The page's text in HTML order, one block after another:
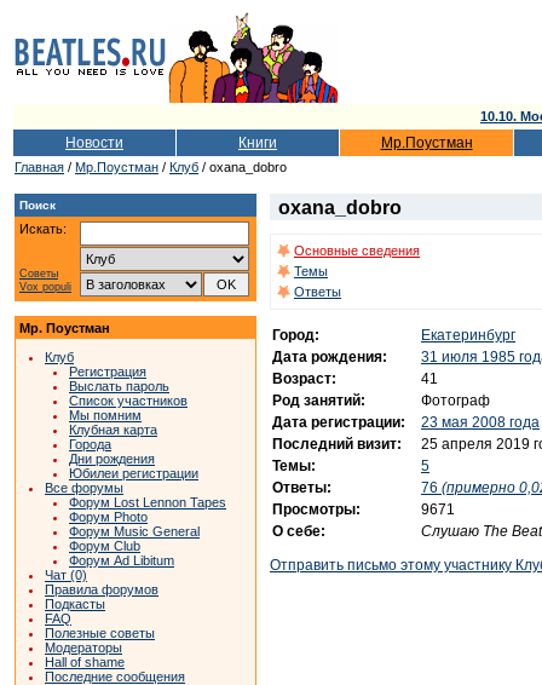
10.10.
Новости Книги Мр.Поустман
Главная / Мр.Поустман / Клуб / oxana_dobro
Поиск
Искать:
Советы
Vox populi
Мр. Поустман
Клуб
Регистрация
Выслать пароль
Список участников
Мы помним
Клубная карта
Города
Дни рождения
Юбилеи регистрации
Все форумы
Форум Lost Lennon Tapes
Форум Photo
Форум Music General
Форум Club
Форум Ad Libitum
Чат (0)
Правила форумов
Подкасты
FAQ
Полезные советы
Модераторы
Hall of shame
Последние сообщения
oxana_dobro
Основные сведения
Темы
Ответы
Город:
Екатеринбург
Дата рождения:
31 июля 1985
Возраст:
41
Род занятий:
Фотограф
Дата регистрации:
23 мая 2008 года
Последний визит:
25 апреля 2019
Темы:
5
Ответы:
76 (примерно
Просмотры:
9671
О себе:
Слушаю The
Отправить письмо этому участнику